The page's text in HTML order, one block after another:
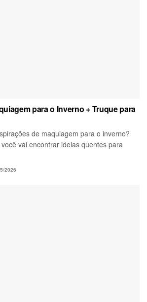
para o Inverno + Truque para
de maquiagem para o inverno?
vai encontrar ideias quentes para
2026